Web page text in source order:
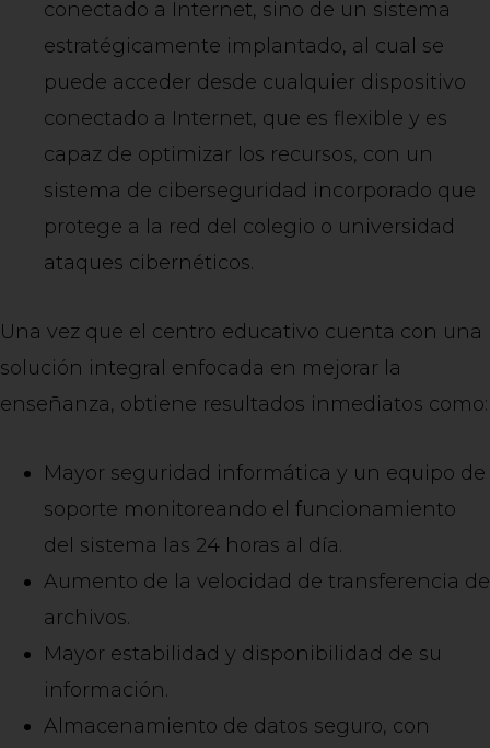
conectado a Internet, sino de un sistema
estratégicamente implantado, al cual se
puede acceder desde cualquier dispositivo
conectado a Internet, que es flexible y es
capaz de optimizar los recursos, con un
sistema de ciberseguridad incorporado que
protege a la red del colegio o universidad
ataques cibernéticos.
Una vez que el centro educativo cuenta con una
solución integral enfocada en mejorar la
enseñanza, obtiene resultados inmediatos como:
Mayor seguridad informática y un equipo de
soporte monitoreando el funcionamiento
del sistema las 24 horas al día.
Aumento de la velocidad de transferencia de
archivos.
Mayor estabilidad y disponibilidad de su
información.
Almacenamiento de datos seguro, con